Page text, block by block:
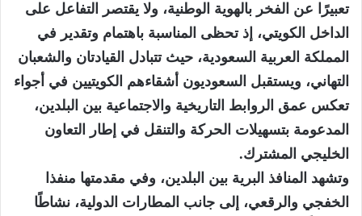
تعبيرًا عن الفخر بالهوية الوطنية، ولا يقتصر التفاعل على
الداخل الكويتي، إذ تحظى المناسبة باهتمام وتقدير في
المملكة العربية السعودية، حيث تتبادل القيادتان والشعبان
التهاني، ويستقبل السعوديون أشقاءهم الكويتيين في أجواء
تعكس عمق الروابط التاريخية والاجتماعية بين البلدين،
المدعومة بتسهيلات الحركة والتنقل في إطار التعاون
الخليجي المشترك.
وتشهد المنافذ البرية بين البلدين، وفي مقدمتها منفذا
الخفجي والرقعي، إلى جانب المطارات الدولية، نشاطًا